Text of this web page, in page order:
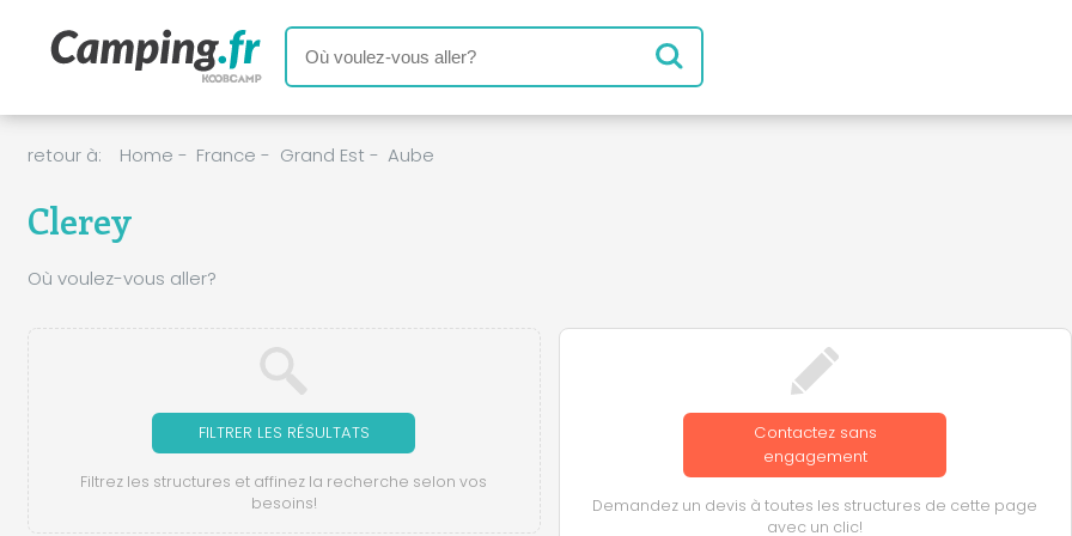
retour à: Home - France - Grand Est - Aube
Clerey
Où voulez-vous aller?
FILTRER LES RÉSULTATS
Filtrez les structures et affinez la recherche selon vos
besoins!
Contactez sans
engagement
Demandez un devis à toutes les structures de cette page
avec un clic!